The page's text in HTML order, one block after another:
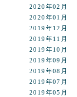
2020年02月
2020年01月
2019年12月
2019年11月
2019年10月
2019年09月
2019年08月
2019年07月
2019年05月